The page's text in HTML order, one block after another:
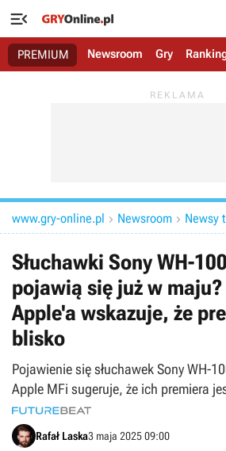

PREMIUM Newsroom Gry
www.gry-online.pl  Newsroom  Newsy
Słuchawki Sony WH-
pojawią się już w
Apple'a wskazuje, że
blisko
Pojawienie się słuchawek Sony WH-
Apple MFi sugeruje, że ich premiera
Rafał Laska3 maja 2025 09:00